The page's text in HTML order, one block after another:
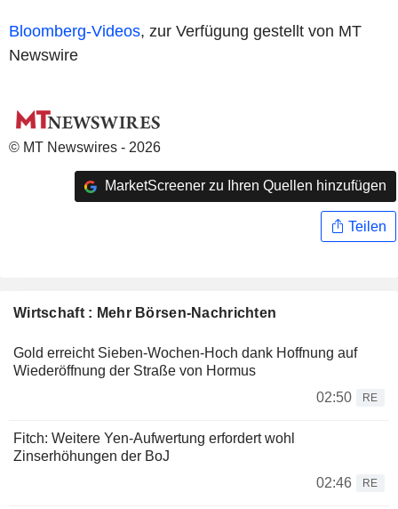
Bloomberg-Videos, zur Verfügung gestellt von MT
Newswire
© MT Newswires - 2026
MarketScreener zu Ihren Quellen hinzufügen
Teilen
Wirtschaft : Mehr Börsen-Nachrichten
Gold erreicht Sieben-Wochen-Hoch dank Hoffnung auf
Wiederöffnung der Straße von Hormus
02:50
RE
Fitch: Weitere Yen-Aufwertung erfordert wohl
Zinserhöhungen der BoJ
02:46
RE